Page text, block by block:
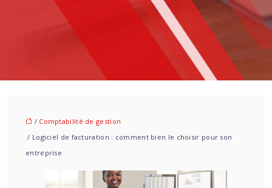
/ Comptabilité de gestion
/ Logiciel de facturation : comment bien le choisir pour son
entreprise